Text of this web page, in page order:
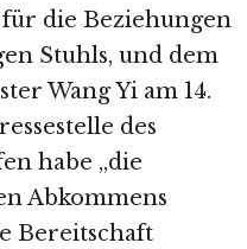
die Beziehungen
Stuhls, und dem
Wang Yi am 14.
des
habe „die
Abkommens
Bereitschaft